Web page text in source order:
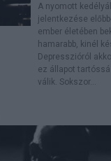
A nyomott
jelentkezése
ember életében
hamarabb, kinél
Depresszióról
ez állapot
válik. Sokszor...